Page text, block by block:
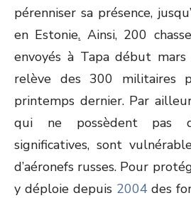
pérenniser sa présence,
en Estonie. Ainsi, 200
envoyés à Tapa début
relève des 300 militaires
printemps dernier. Par
qui ne possèdent pas
significatives, sont
d’aéronefs russes. Pour
y déploie depuis 2004des